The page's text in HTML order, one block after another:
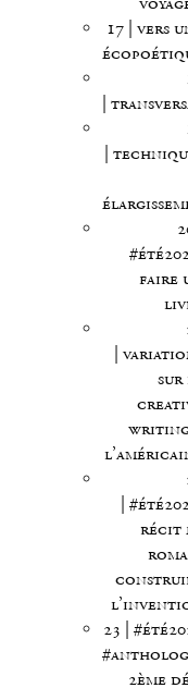
17 | vers
|
|
faire
|
sur
|
récit
23 |
2ème